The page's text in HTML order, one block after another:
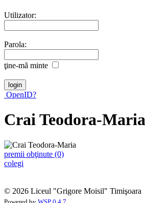
Utilizator:
Parola:
ţine-mã minte
OpenID?
Crai Teodora-Maria
premii obţinute (0)
colegi
© 2026 Liceul "Grigore Moisil" Timişoara